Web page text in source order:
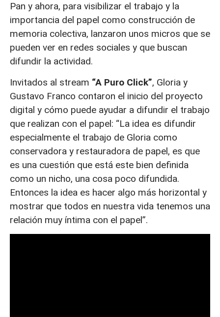
Pan y ahora, para visibilizar el trabajo y la
importancia del papel como construcción de
memoria colectiva, lanzaron unos micros que se
pueden ver en redes sociales y que buscan
difundir la actividad.
Invitados al stream “A Puro Click”, Gloria y
Gustavo Franco contaron el inicio del proyecto
digital y cómo puede ayudar a difundir el trabajo
que realizan con el papel: “La idea es difundir
especialmente el trabajo de Gloria como
conservadora y restauradora de papel, es que
es una cuestión que está este bien definida
como un nicho, una cosa poco difundida.
Entonces la idea es hacer algo más horizontal y
mostrar que todos en nuestra vida tenemos una
relación muy íntima con el papel”.